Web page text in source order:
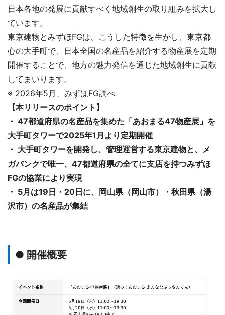
日本各地の発展に貢献すべく地域創生の取り組みを拡大し
ています。
東京建物とみずほFGは、こうした特徴を生かし、東京都
心の大手町で、日本全国の名産品を紹介する物産展を定期
開催することで、地方の魅力発信を通じた地域創生に貢献
してまいります。
※ 2026年5月、みずほFG調べ
【本リリースのポイント】
・ 47都道府県の名産品を集めた「あおまる47物産展」を
大手町タワーで2025年1月より定期開催
・ 大手町タワーを開発し、管理運営する東京建物と、メ
ガバンクで唯一、47都道府県の全てに支店を持つみずほ
FGの協業により実現
・ 5月は19日・20日に、岡山県（岡山市）・秋田県（湯
沢市）の名産品が集結
● 開催概要